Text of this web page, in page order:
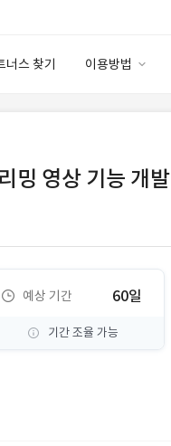
너스 찾기 이용방법
이용요금
고객센터
밍 영상 기능 개발
예상 기간 60일
기간 조율 가능